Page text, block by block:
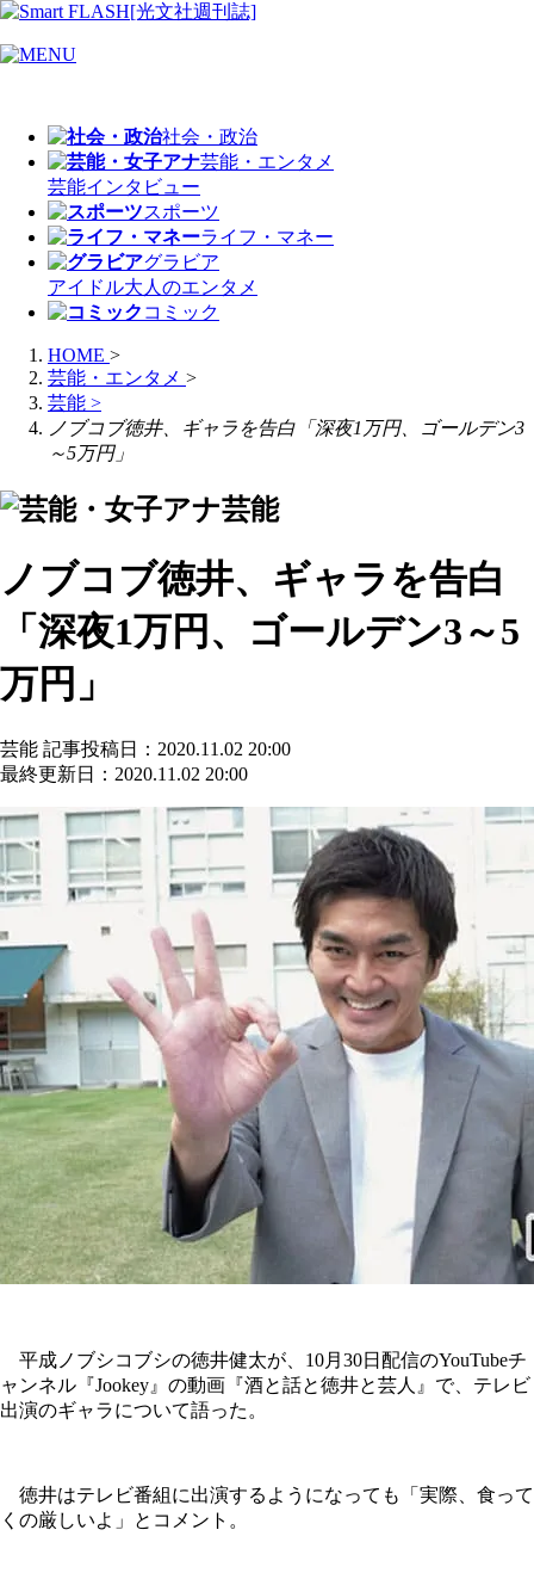
社会・政治
芸能・エンタメ
芸能インタビュー
スポーツ
ライフ・マネー
グラビア
アイドル大人のエンタメ
コミック
HOME >
芸能・エンタメ >
芸能 >
ノブコブ徳井、ギャラを告白「深夜1万円、ゴールデン3
～5万円」
芸能
ノブコブ徳井、ギャラを告白
「深夜1万円、ゴールデン3～5
万円」
芸能 記事投稿日：2020.11.02 20:00
最終更新日：2020.11.02 20:00
平成ノブシコブシの徳井健太が、10月30日配信のYouTubeチ
ャンネル『Jookey』の動画『酒と話と徳井と芸人』で、テレビ
出演のギャラについて語った。
徳井はテレビ番組に出演するようになっても「実際、食って
くの厳しいよ」とコメント。